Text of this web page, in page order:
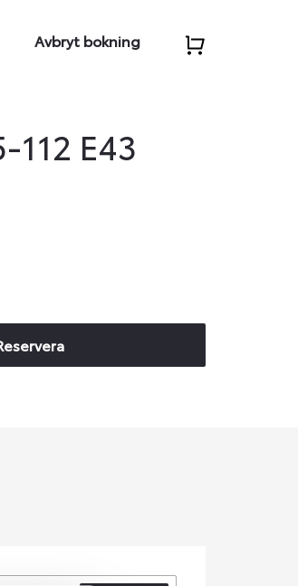
Avbryt bokning
112 E43